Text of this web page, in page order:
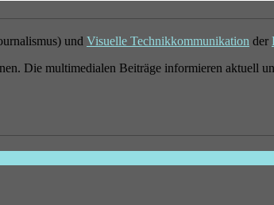
und Visuelle Technikkommunikation der
Die multimedialen Beiträge informieren aktuell